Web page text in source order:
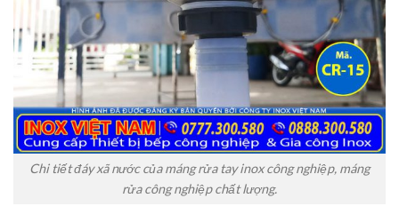
Chi tiết đáy xã nước của máng rửa tay inox công nghiệp, máng
rửa công nghiệp chất lượng.